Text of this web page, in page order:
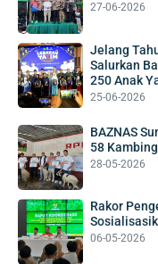
27-06-2026
Jelang
Salurkan
250 Anak
25-06-2026
BAZNAS
58
28-05-2026
Rakor
06-05-2026